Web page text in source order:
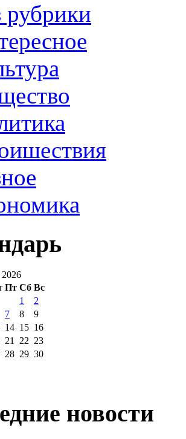
рубрики
Пт Сб Вс
1
2
7 8
9
14 15 16
21 22 23
28 29 30
новости